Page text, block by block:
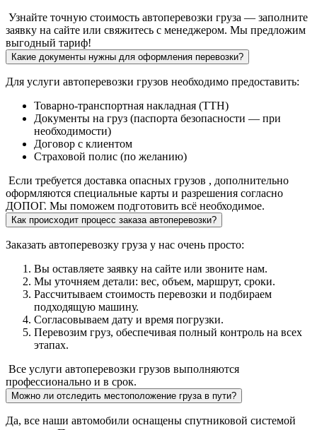
Узнайте точную стоимость автоперевозки груза — заполните
заявку на сайте или свяжитесь с менеджером. Мы предложим
выгодный тариф!
Какие документы нужны для оформления перевозки?
Для услуги автоперевозки грузов необходимо предоставить:
Товарно-транспортная накладная (ТТН)
Документы на груз (паспорта безопасности — при
необходимости)
Договор с клиентом
Страховой полис (по желанию)
Если требуется доставка опасных грузов , дополнительно
оформляются специальные карты и разрешения согласно
ДОПОГ. Мы поможем подготовить всё необходимое.
Как происходит процесс заказа автоперевозки?
Заказать автоперевозку груза у нас очень просто:
Вы оставляете заявку на сайте или звоните нам.
Мы уточняем детали: вес, объем, маршрут, сроки.
Рассчитываем стоимость перевозки и подбираем
подходящую машину.
Согласовываем дату и время погрузки.
Перевозим груз, обеспечивая полный контроль на всех
этапах.
Все услуги автоперевозки грузов выполняются
профессионально и в срок.
Можно ли отследить местоположение груза в пути?
Да, все наши автомобили оснащены спутниковой системой